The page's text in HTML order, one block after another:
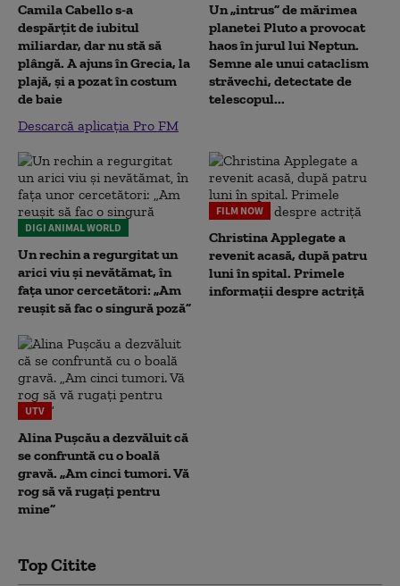
Camila Cabello s-a
despărțit de iubitul
miliardar, dar nu stă să
plângă. A ajuns în Grecia, la
plajă, și a pozat în costum
de baie
Descarcă aplicația Pro FM
Un „intrus” de mărimea
planetei Pluto a provocat
haos în jurul lui Neptun.
Semne ale unui cataclism
străvechi, detectate de
telescopul...
DIGI ANIMAL WORLD
Un rechin a regurgitat un
arici viu și nevătămat, în
fața unor cercetători: „Am
reușit să fac o singură poză”
FILM NOW
Christina Applegate a
revenit acasă, după patru
luni în spital. Primele
informații despre actriță
UTV
Alina Pușcău a dezvăluit că
se confruntă cu o boală
gravă. „Am cinci tumori. Vă
rog să vă rugați pentru
mine”
Top Citite